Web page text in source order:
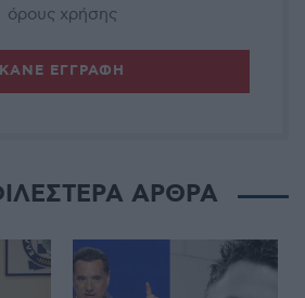
όρους χρήσης
ΑΡΘΡΑ